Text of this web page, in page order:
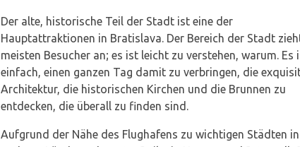
Der alte, historische Teil der Stadt ist eine der
Hauptattraktionen in Bratislava. Der Bereich der Stadt
meisten Besucher an; es ist leicht zu verstehen, warum. Es
einfach, einen ganzen Tag damit zu verbringen, die
Architektur, die historischen Kirchen und die Brunnen zu
entdecken, die überall zu finden sind.
Aufgrund der Nähe des Flughafens zu wichtigen Städten in